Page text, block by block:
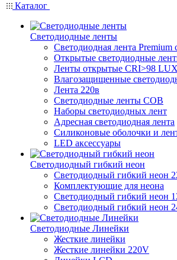
Каталог
Светодиодные ленты
Светодиодная лента Premium
Открытые светодиодные
Ленты открытые CRI>98 LUX
Влагозащищенные
Лента 220в
Светодиодные ленты COB
Наборы светодиодных лент
Адресная светодиодная лента
Силиконовые оболочки и
LED аксессуары
Светодиодный гибкий неон
Светодиодный гибкий неон
Комплектующие для неона
Светодиодный гибкий неон
Светодиодный гибкий неон
Светодиодные Линейки
Жесткие линейки
Жесткие линейки 220V